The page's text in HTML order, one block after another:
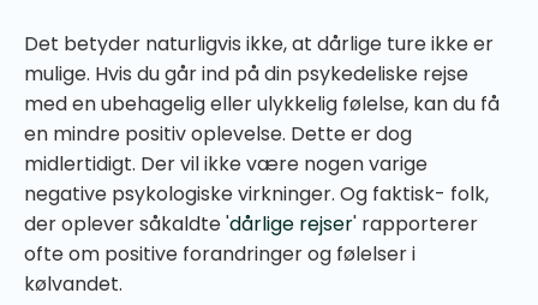
Det betyder naturligvis ikke, at dårlige ture ikke er
mulige. Hvis du går ind på din psykedeliske rejse
med en ubehagelig eller ulykkelig følelse, kan du få
en mindre positiv oplevelse. Dette er dog
midlertidigt. Der vil ikke være nogen varige
negative psykologiske virkninger. Og faktisk- folk,
der oplever såkaldte 'dårlige rejser' rapporterer
ofte om positive forandringer og følelser i
kølvandet.